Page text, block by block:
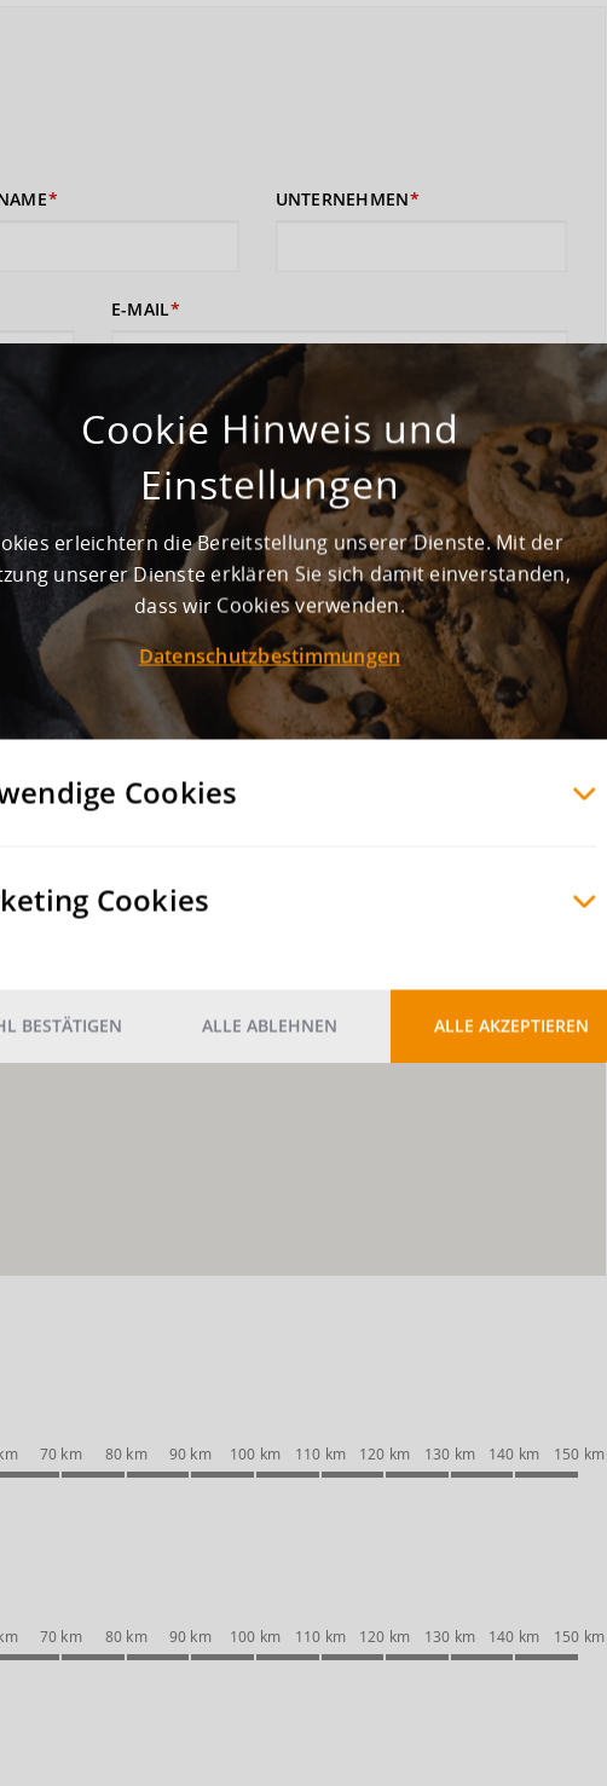
UNTERNEHMEN
E-MAIL
damit einverstanden, dass Ihre Daten zur Bearbeitung Ihres Anliegens
finden Sie in derDatenschutzerklärungund den AGB ).
-
70 km 80 km 90 km 100 km 110 km 120 km 130 km 140 km 150 km
70 km 80 km 90 km 100 km 110 km 120 km 130 km 140 km 150 km
Cookie Hinweis und
Einstellungen
erleichtern die Bereitstellung unserer Dienste. Mit der
unserer Dienste erklären Sie sich damit einverstanden,
dass wir Cookies verwenden.
Datenschutzbestimmungen
Cookies
Cookies
BESTÄTIGEN ALLE ABLEHNEN ALLE AKZEPTIEREN